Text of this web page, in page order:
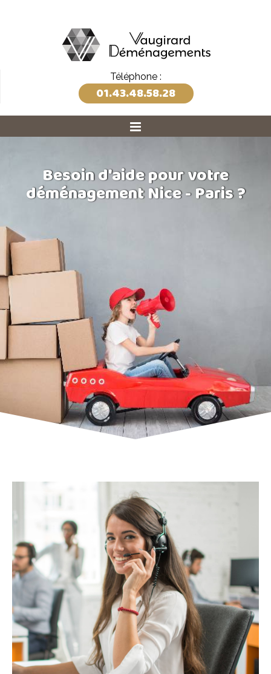
Téléphone :
01.43.48.58.28
Besoin d'aide pour votre
déménagement Nice - Paris ?